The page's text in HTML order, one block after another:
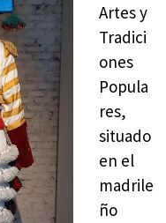
Artes y
Tradici
ones
Popula
res,
situado
en el
madrile
ño